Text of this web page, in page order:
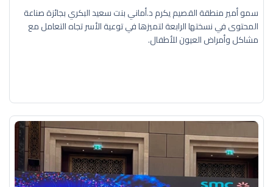
سمو أمير منطقة القصيم يكرم د.أماني بنت سعيد البكري بجائزة صناعة
المحتوى في نسختها الرابعة لتميزها في توعية الأسر تجاه التعامل مع
مشاكل وأمراض العيون للأطفال.